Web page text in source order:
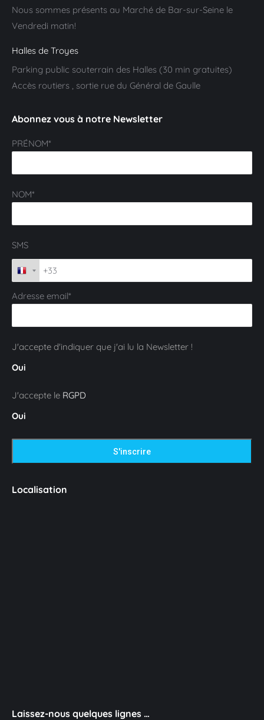
Nous sommes présents au Marché de Bar-sur-Seine le
Vendredi matin!
Halles de Troyes
Parking public souterrain des Halles (30 min gratuites)
Accès routiers , sortie rue du Général de Gaulle
Abonnez vous à notre Newsletter
PRÉNOM*
NOM*
SMS
Adresse email*
J'accepte d'indiquer que j'ai lu la Newsletter !
Oui
J'accepte le RGPD
Oui
Localisation
Laissez-nous quelques lignes …